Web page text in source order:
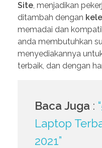
Site, menjadikan
ditambah dengan
memadai dan
anda membutuhkan
menyediakannya
terbaik, dan dengan
Baca Juga :
Laptop
2021”